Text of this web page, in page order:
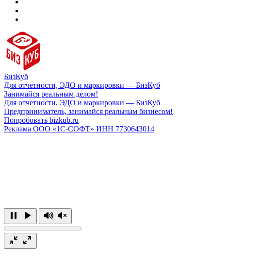
БизКуб
Для отчетности, ЭДО и маркировки — БизКуб
Занимайся реальным делом!
Для отчетности, ЭДО и маркировки — БизКуб
Предприниматель, занимайся реальным бизнесом!
Попробовать bizkub.ru
Реклама ООО «1С-СОФТ» ИНН 7730643014